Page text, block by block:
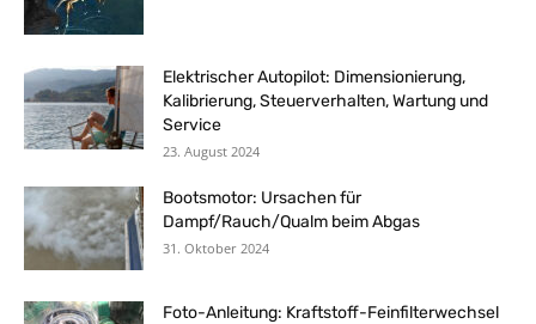
Elektrischer Autopilot: Dimensionierung,
Kalibrierung, Steuerverhalten, Wartung und
Service
23. August 2024
Bootsmotor: Ursachen für
Dampf/Rauch/Qualm beim Abgas
31. Oktober 2024
Foto-Anleitung: Kraftstoff-Feinfilterwechsel